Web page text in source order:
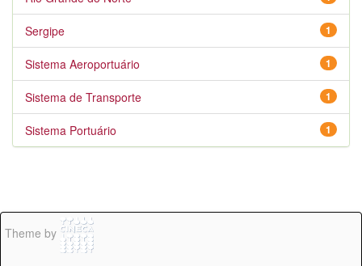
1
Sergipe
1
Sistema Aeroportuário
1
Sistema de Transporte
1
Sistema Portuário
Theme by